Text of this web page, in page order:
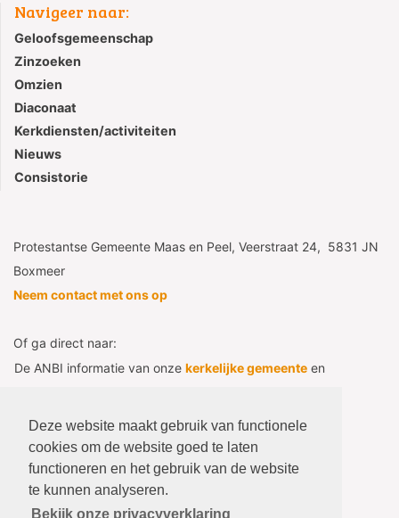
Deze website maakt gebruik van functionele
cookies om de website goed te laten
functioneren en het gebruik van de website
te kunnen analyseren.
Bekijk onze privacyverklaring
Navigeer naar:
Geloofsgemeenschap
Zinzoeken
Omzien
Diaconaat
Kerkdiensten/activiteiten
Nieuws
Consistorie
Protestantse Gemeente Maas en Peel, Veerstraat 24, 5831 JN
Boxmeer
Neem contact met ons op
Of ga direct naar:
De ANBI informatie van onze kerkelijke gemeente en
Consistorie- het afgeschermde deel
Voor beheerders
Naar webmail